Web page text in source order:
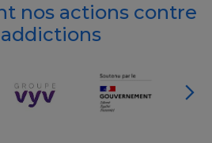
nos actions contre